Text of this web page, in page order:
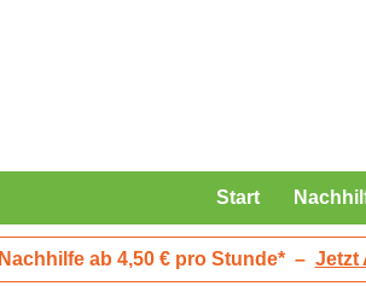
Start
ab 4,50 € pro Stunde* – Jetzt